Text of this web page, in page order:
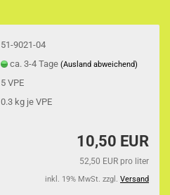
51-9021-04
ca. 3-4 Tage (Ausland abweichend)
5 VPE
0.3kg je VPE
10,50 EUR
52,50 EUR pro liter
inkl. 19% MwSt. zzgl. Versand